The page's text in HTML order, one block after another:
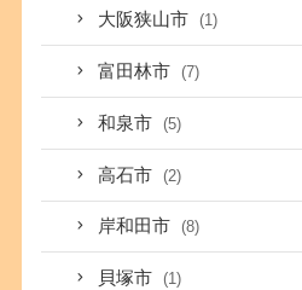
大阪狭山市 (1)
富田林市 (7)
和泉市 (5)
高石市 (2)
岸和田市 (8)
貝塚市 (1)